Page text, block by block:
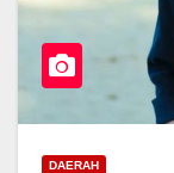
DAERAH